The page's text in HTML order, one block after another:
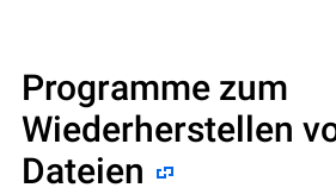
Programme zum
Wiederherstellen
Dateien